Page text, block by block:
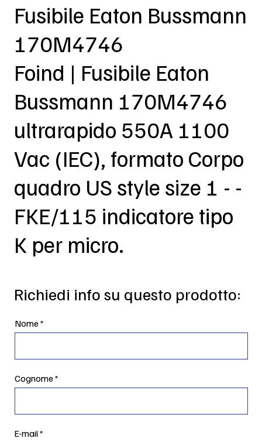
Fusibile Eaton Bussmann
170M4746
Foind | Fusibile Eaton
Bussmann 170M4746
ultrarapido 550A 1100
Vac (IEC), formato Corpo
quadro US style size 1 - -
FKE/115 indicatore tipo
K per micro.
Richiedi info su questo prodotto:
Nome
Cognome
E-mail